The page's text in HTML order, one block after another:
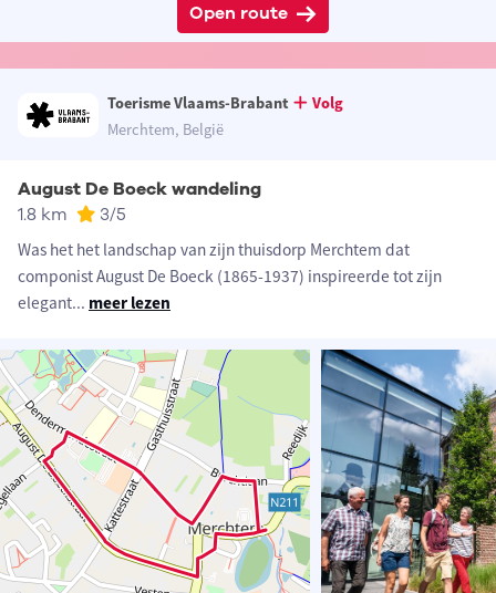
Open route
Toerisme Vlaams-Brabant
Volg
Merchtem, België
August De Boeck wandeling
1.8 km 3/5
Was het het landschap van zijn thuisdorp Merchtem dat
componist August De Boeck (1865-1937) inspireerde tot zijn
elegant... meer lezen